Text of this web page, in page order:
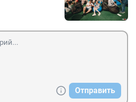
Отправить